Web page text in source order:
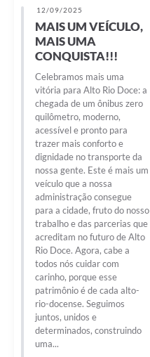
12/09/2025
MAIS UM VEÍCULO,
MAIS UMA
CONQUISTA!!!
Celebramos mais uma
vitória para Alto Rio Doce: a
chegada de um ônibus zero
quilômetro, moderno,
acessível e pronto para
trazer mais conforto e
dignidade no transporte da
nossa gente. Este é mais um
veículo que a nossa
administração consegue
para a cidade, fruto do nosso
trabalho e das parcerias que
acreditam no futuro de Alto
Rio Doce. Agora, cabe a
todos nós cuidar com
carinho, porque esse
patrimônio é de cada alto-
rio-docense. Seguimos
juntos, unidos e
determinados, construindo
uma...